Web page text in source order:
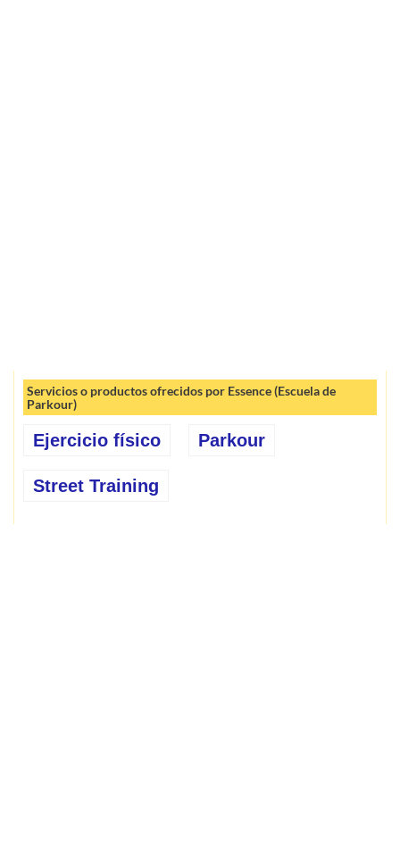
Servicios o productos ofrecidos por Essence (Escuela de
Parkour)
Ejercicio físico Parkour
Street Training